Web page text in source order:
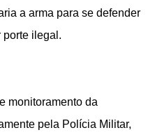
a arma para se defender
porte ilegal.
monitoramento da
pela Polícia Militar,